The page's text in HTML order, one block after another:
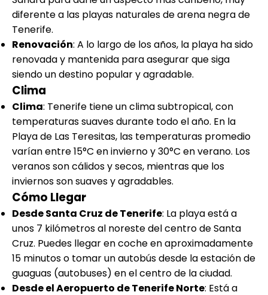
diferente a las playas naturales de arena negra de
Tenerife.
Renovación: A lo largo de los años, la playa ha sido
renovada y mantenida para asegurar que siga
siendo un destino popular y agradable.
Clima
Clima: Tenerife tiene un clima subtropical, con
temperaturas suaves durante todo el año. En la
Playa de Las Teresitas, las temperaturas promedio
varían entre 15°C en invierno y 30°C en verano. Los
veranos son cálidos y secos, mientras que los
inviernos son suaves y agradables.
Cómo Llegar
Desde Santa Cruz de Tenerife: La playa está a
unos 7 kilómetros al noreste del centro de Santa
Cruz. Puedes llegar en coche en aproximadamente
15 minutos o tomar un autobús desde la estación de
guaguas (autobuses) en el centro de la ciudad.
Desde el Aeropuerto de Tenerife Norte: Está a